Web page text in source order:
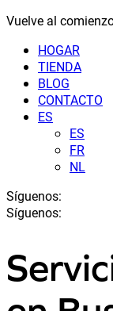
Vuelve al
HOGAR
TIENDA
BLOG
CONTACTO
ES
ES
FR
NL
Síguenos:
Síguenos: